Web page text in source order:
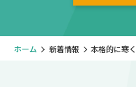
ホーム 新着情報 本格的に寒